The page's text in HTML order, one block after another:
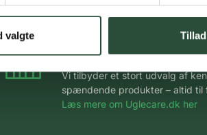
valgte
Stort udvalg af
Vi tilbyder et stort udvalg af
spændende produkter – altid til
Læs mere om Uglecare.dk her